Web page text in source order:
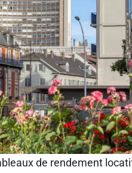
de rendement